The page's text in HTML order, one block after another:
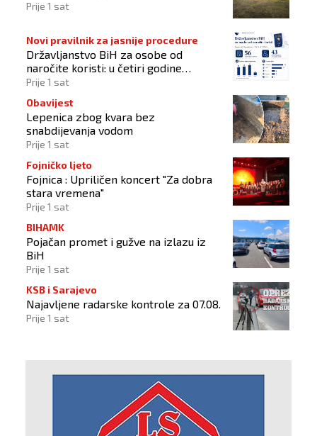
Prije 1 sat
Novi pravilnik za jasnije procedure
Državljanstvo BiH za osobe od
naročite koristi: u četiri godine
odobrena 43 zahtjeva
Prije 1 sat
Obavijest
Lepenica zbog kvara bez
snabdijevanja vodom
Prije 1 sat
Fojničko ljeto
Fojnica : Upriličen koncert "Za dobra
stara vremena"
Prije 1 sat
BIHAMK
Pojačan promet i gužve na izlazu iz
BiH
Prije 1 sat
KSB i Sarajevo
Najavljene radarske kontrole za 07.08.
Prije 1 sat